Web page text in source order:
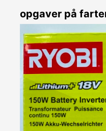
opgaver på